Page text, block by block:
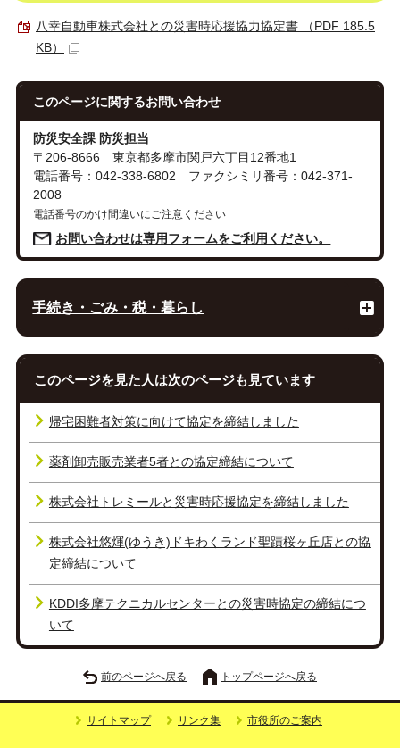
八幸自動車株式会社との災害時応援協力協定書 （PDF 185.5
KB）
このページに関するお問い合わせ
防災安全課 防災担当
〒206-8666 東京都多摩市関戸六丁目12番地1
電話番号：042-338-6802 ファクシミリ番号：042-371-
2008
電話番号のかけ間違いにご注意ください
お問い合わせは専用フォームをご利用ください。
手続き・ごみ・税・暮らし
このページを見た人は次のページも見ています
帰宅困難者対策に向けて協定を締結しました
薬剤卸売販売業者5者との協定締結について
株式会社トレミールと災害時応援協定を締結しました
株式会社悠煇(ゆうき)ドキわくランド聖蹟桜ヶ丘店との協
定締結について
KDDI多摩テクニカルセンターとの災害時協定の締結につ
いて
前のページへ戻る トップページへ戻る
サイトマップ リンク集 市役所のご案内